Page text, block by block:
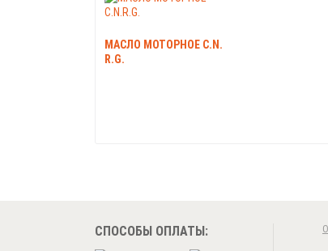
МАСЛО МОТОРНОЕ C.N.
R.G.
СПОСОБЫ ОПЛАТЫ: